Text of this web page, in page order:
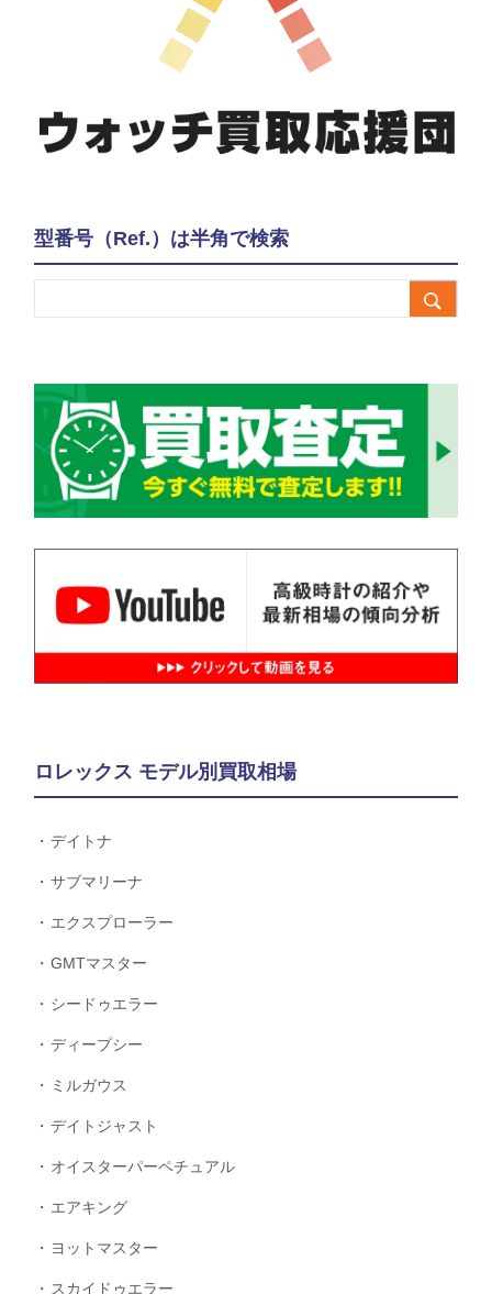
型番号（Ref.）は半角で検索

ロレックス モデル別買取相場
デイトナ
サブマリーナ
エクスプローラー
GMTマスター
シードゥエラー
ディープシー
ミルガウス
デイトジャスト
オイスターパーペチュアル
エアキング
ヨットマスター
スカイドゥエラー